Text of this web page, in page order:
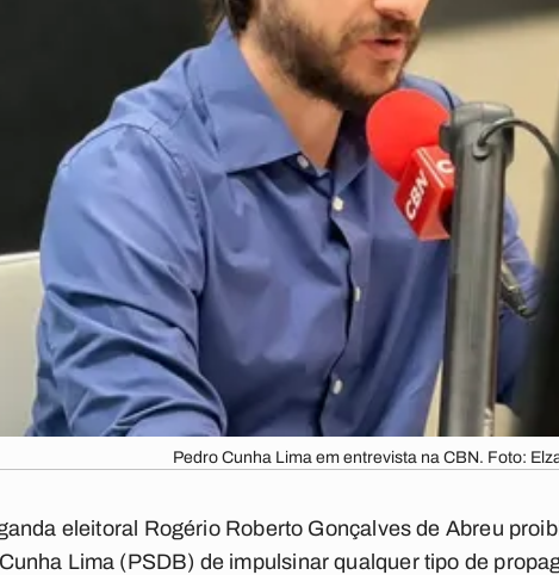
Pedro Cunha Lima em entrevista na CBN. Foto:
eleitoral Rogério Roberto Gonçalves de Abreu
Lima (PSDB) de impulsinar qualquer tipo de